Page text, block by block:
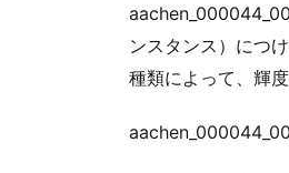
ンスタンス）につ
種類によって、輝